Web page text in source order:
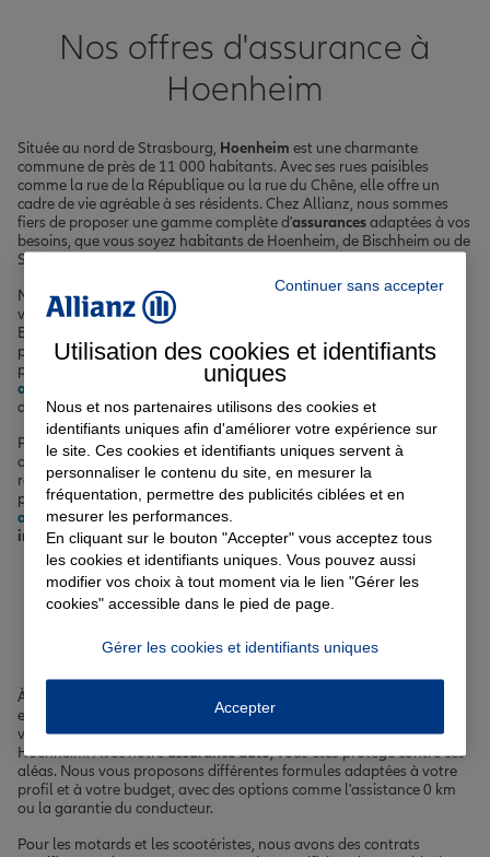
Nos offres d'assurance à
Hoenheim
Située au nord de Strasbourg, Hoenheim est une charmante
commune de près de 11 000 habitants. Avec ses rues paisibles
comme la rue de la République ou la rue du Chêne, elle offre un
cadre de vie agréable à ses résidents. Chez Allianz, nous sommes
fiers de proposer une gamme complète d'assurancesadaptées à vos
besoins, que vous soyez habitants de Hoenheim, de Bischheim ou de
Schiltigheim.
Nos offres couvrent tous les aspects de votre vie quotidienne. Pour
vos déplacements dans les rues de Hoenheim ou sur les routes du
Bas-Rhin, nous vous proposons une
protège en cas d'accident, de vol ou de panne. Si vous êtes
propriétaire ou locataire d'un logement à Hoenheim, notre
assurance habitation
vous couvre contre les risques d'incendie, de
dégât des eaux ou de cambriolage.
Pour prendre soin de votre santé et de celle de vos proches, nous
avons également une
complémentaire santé
qui complète les
remboursements de la Sécurité Sociale. Enfin, si vous avez des
projets immobiliers à Hoenheim ou dans les environs, notre
assurance emprunteurvous permet de sécuriser votre
immobilier.
Votre assurance auto, moto
ou scooter à Hoenheim
À
est essentiel d'être bien assuré. Les risques d'accident, de vol ou de
vandalisme sont une réalité, même dans une ville calme comme
Hoenheim. Avec notreassurance auto, vous êtes protégé contre ces
aléas. Nous vous proposons différentes formules adaptées à votre
profil et à votre budget, avec des options comme l'assistance 0 km
ou la garantie du conducteur.
Pour les motards et les scootéristes, nous avons des contrats
Continuer sans accepter
Utilisation des cookies et identifiants
uniques
Nous et nos partenaires utilisons des cookies et
identifiants uniques afin d'améliorer votre expérience sur
le site. Ces cookies et identifiants uniques servent à
personnaliser le contenu du site, en mesurer la
fréquentation, permettre des publicités ciblées et en
mesurer les performances.
En cliquant sur le bouton "Accepter" vous acceptez tous
les cookies et identifiants uniques. Vous pouvez aussi
modifier vos choix à tout moment via le lien "Gérer les
cookies" accessible dans le pied de page.
Gérer les cookies et identifiants uniques
Accepter